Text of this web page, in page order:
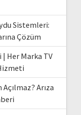
Sistemleri:
Çözüm
Her Marka TV
Arıza